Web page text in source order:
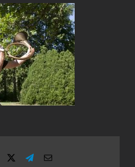
Facebook TelegramEmail